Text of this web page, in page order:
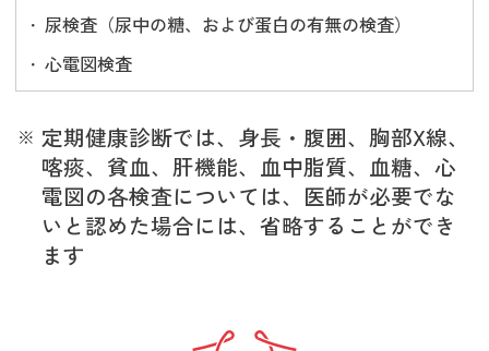
尿検査（尿中の糖、および蛋白の有無の検査）
心電図検査
定期健康診断では、身長・腹囲、胸部X線、
喀痰、貧血、肝機能、血中脂質、血糖、心
電図の各検査については、医師が必要でな
いと認めた場合には、省略することができ
ます